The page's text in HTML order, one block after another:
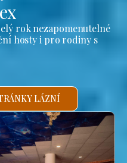
rok nezapomenutelné
hosty i pro rodiny s
LÁZNÍ